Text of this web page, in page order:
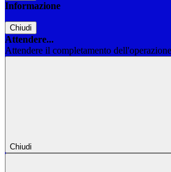
Informazione
Chiudi
Attendere...
Attendere il completamento
Chiudi